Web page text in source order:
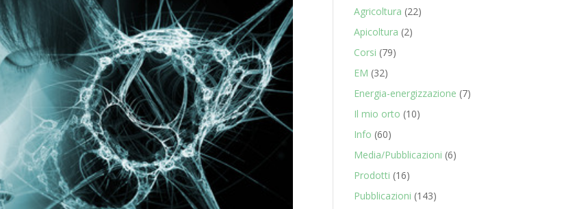
Agricoltura (22)
Apicoltura (2)
Corsi (79)
EM (32)
Energia-energizzazione (7)
Il mio orto (10)
Info (60)
Media/Pubblicazioni (6)
Prodotti (16)
Pubblicazioni (143)